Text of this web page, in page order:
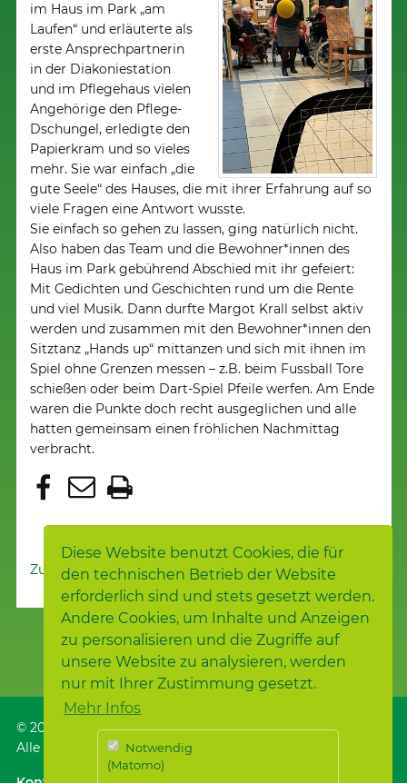
Diese Website benutzt Cookies, die für
den technischen Betrieb der Website
erforderlich sind und stets gesetzt werden.
Andere Cookies, um Inhalte und Anzeigen
zu personalisieren und die Zugriffe auf
unsere Website zu analysieren, werden
nur mit Ihrer Zustimmung gesetzt.
Mehr Infos
Notwendig
(Matomo)
im Haus im Park „am
Laufen“ und erläuterte als
erste Ansprechpartnerin
in der Diakoniestation
und im Pflegehaus vielen
Angehörige den Pflege-
Dschungel, erledigte den
Papierkram und so vieles
mehr. Sie war einfach „die
gute Seele“ des Hauses, die mit ihrer Erfahrung auf so
viele Fragen eine Antwort wusste.
Sie einfach so gehen zu lassen, ging natürlich nicht.
Also haben das Team und die Bewohner*innen des
Haus im Park gebührend Abschied mit ihr gefeiert:
Mit Gedichten und Geschichten rund um die Rente
und viel Musik. Dann durfte Margot Krall selbst aktiv
werden und zusammen mit den Bewohner*innen den
Sitztanz „Hands up“ mittanzen und sich mit ihnen im
Spiel ohne Grenzen messen – z.B. beim Fussball Tore
schießen oder beim Dart-Spiel Pfeile werfen. Am Ende
waren die Punkte doch recht ausgeglichen und alle
hatten gemeinsam einen fröhlichen Nachmittag
verbracht.
Zur Nachrichtenübersicht
© 2026 Samariterstiftung, Nürtingen
Alle Rechte vorbehalten.